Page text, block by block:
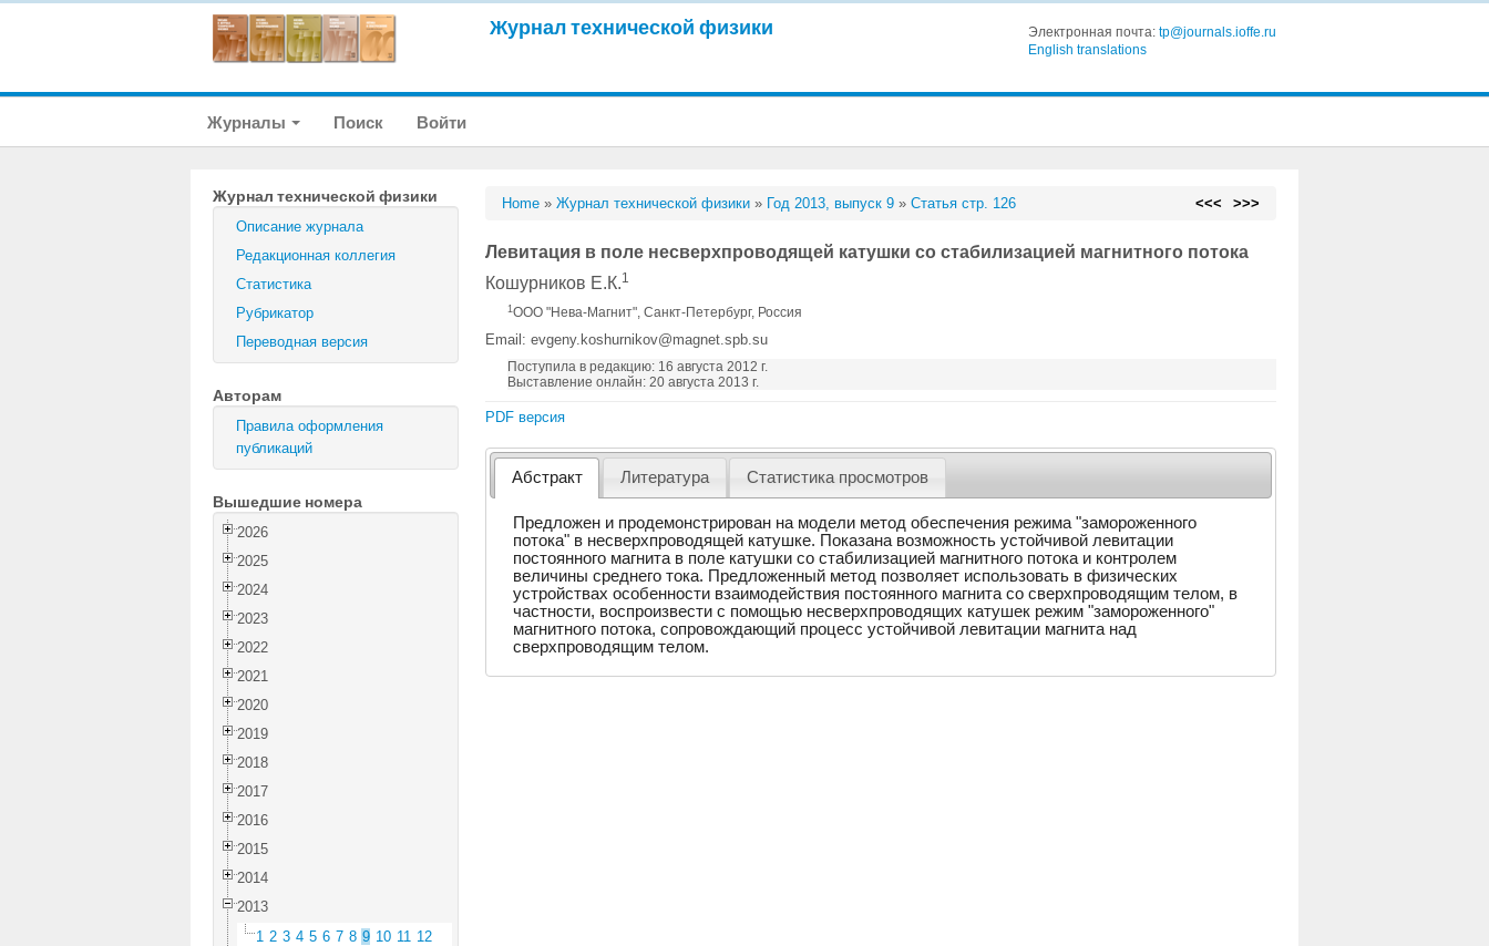
Журнал технической физики Электронная почта: tp@journals.ioffe.ru
English translations
Журналы Поиск Войти
Журнал технической физики
Описание журнала
Редакционная коллегия
Статистика
Рубрикатор
Переводная версия
Авторам
Правила оформления
публикаций
Вышедшие номера
2026
2025
2024
2023
2022
2021
2020
2019
2018
2017
2016
2015
2014
2013
1 2 3 4 5 6 7 8 9 10 11 12
Home »Журнал технической физики » Год 2013, выпуск 9 »Статья стр. 126 <<< >>>
Левитация в поле несверхпроводящей катушки со стабилизацией магнитного потока
Кошурников Е.К.1
1ООО "Нева-Магнит", Санкт-Петербург, Россия
Email: evgeny.koshurnikov@magnet.spb.su
Поступила в редакцию: 16 августа 2012 г.
Выставление онлайн: 20 августа 2013 г.
PDF версия
Абстракт Литература Статистика просмотров
Предложен и продемонстрирован на модели метод обеспечения режима "замороженного
потока" в несверхпроводящей катушке. Показана возможность устойчивой левитации
постоянного магнита в поле катушки со стабилизацией магнитного потока и контролем
величины среднего тока. Предложенный метод позволяет использовать в физических
устройствах особенности взаимодействия постоянного магнита со сверхпроводящим телом, в
частности, воспроизвести с помощью несверхпроводящих катушек режим "замороженного"
магнитного потока, сопровождающий процесс устойчивой левитации магнита над
сверхпроводящим телом.